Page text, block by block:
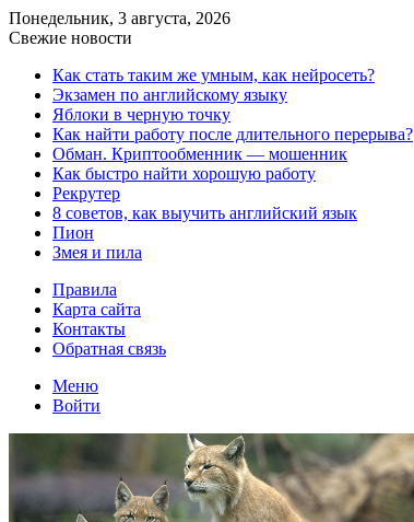
Понедельник, 3 августа, 2026
Свежие новости
Как стать таким же умным, как нейросеть?
Экзамен по английскому языку
Яблоки в черную точку
Как найти работу после длительного перерыва?
Обман. Криптообменник — мошенник
Как быстро найти хорошую работу
Рекрутер
8 советов, как выучить английский язык
Пион
Змея и пила
Правила
Карта сайта
Контакты
Обратная связь
Меню
Войти